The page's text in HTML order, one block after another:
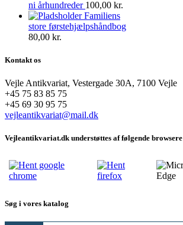
ni århundreder 100,00 kr.
Familiens
store førstehjælpshåndbog
80,00 kr.
Kontakt os
Vejle Antikvariat, Vestergade 30A, 7100 Vejle
+45 75 83 85 75
+45 69 30 95 75
vejleantikvariat@mail.dk
Vejleantikvariat.dk understøttes af følgende browsere
Søg i vores katalog